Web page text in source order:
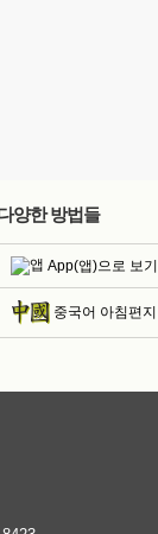
양한 방법들
App(앱)으로 보기
중국어 아침편지